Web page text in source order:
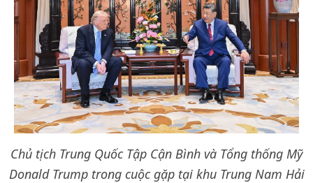
Chủ tịch Trung Quốc Tập Cận Bình và Tổng thống Mỹ
Donald Trump trong cuộc gặp tại khu Trung Nam Hải